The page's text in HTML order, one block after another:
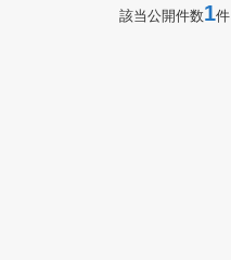
該当公開件数1件